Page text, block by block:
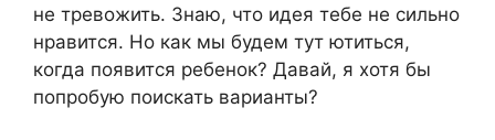
не тревожить. Знаю, что идея тебе не сильно
нравится. Но как мы будем тут ютиться,
когда появится ребенок? Давай, я хотя бы
попробую поискать варианты?